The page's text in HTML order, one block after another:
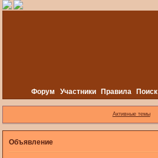
Форум Участники Правила Поиск
Активные темы
Объявление